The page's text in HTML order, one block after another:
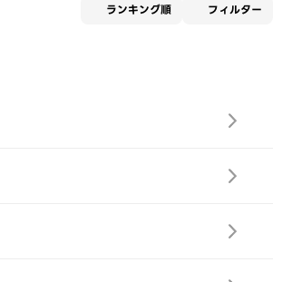
ランキング順 フィルター